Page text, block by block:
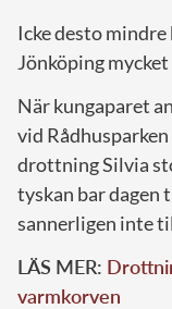
Icke desto
Jönköping
När kungaparet
vid
drottning Silvia
tyskan bar dagen
sannerligen inte
LÄS MER:
varmkorven